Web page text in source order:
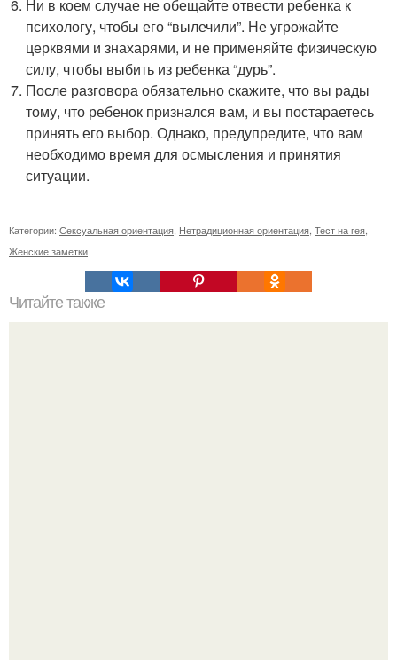
Ни в коем случае не обещайте отвести ребенка к
психологу, чтобы его “вылечили”. Не угрожайте
церквями и знахарями, и не применяйте физическую
силу, чтобы выбить из ребенка “дурь”.
После разговора обязательно скажите, что вы рады
тому, что ребенок признался вам, и вы постараетесь
принять его выбор. Однако, предупредите, что вам
необходимо время для осмысления и принятия
ситуации.
Категории: Сексуальная ориентация Нетрадиционная ориентация Тест на гея
Женские заметки
Читайте также